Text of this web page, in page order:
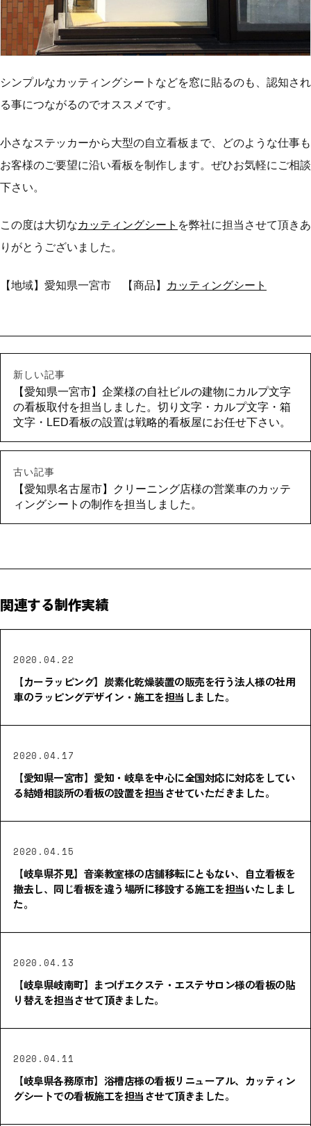
シンプルなカッティングシートなどを窓に貼るのも、認知され
る事につながるのでオススメです。
小さなステッカーから大型の自立看板まで、どのような仕事も
お客様のご要望に沿い看板を制作します。ぜひお気軽にご相談
下さい。
この度は大切なカッティングシート を弊社に担当させて頂きあ
りがとうございました。
【地域】愛知県一宮市 【商品】 カッティングシート
新しい記事
【愛知県一宮市】企業様の自社ビルの建物にカルプ文字
の看板取付を担当しました。切り文字・カルプ文字・箱
文字・LED看板の設置は戦略的看板屋にお任せ下さい。
古い記事
【愛知県名古屋市】クリーニング店様の営業車のカッテ
ィングシートの制作を担当しました。
関連する制作実績
2020.04.22
【カーラッピング】炭素化乾燥装置の販売を行う法人様の社用
車のラッピングデザイン・施工を担当しました。
2020.04.17
【愛知県一宮市】愛知・岐阜を中心に全国対応に対応をしてい
る結婚相談所の看板の設置を担当させていただきました。
2020.04.15
【岐阜県芥見】音楽教室様の店舗移転にともない、自立看板を
撤去し、同じ看板を違う場所に移設する施工を担当いたしまし
た。
2020.04.13
【岐阜県岐南町】まつげエクステ・エステサロン様の看板の貼
り替えを担当させて頂きました。
2020.04.11
【岐阜県各務原市】浴槽店様の看板リニューアル、カッティン
グシートでの看板施工を担当させて頂きました。